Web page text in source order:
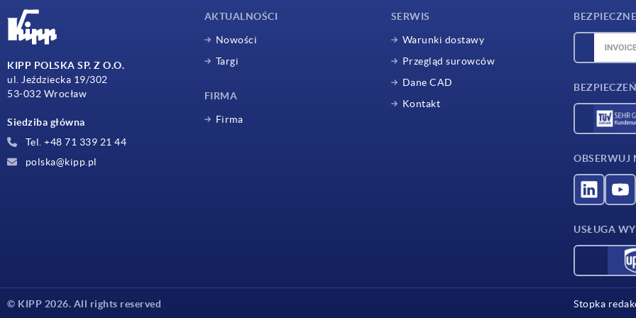
KIPP POLSKA SP. Z O.O.
ul. Jeździecka 19/302
53-032 Wrocław
Siedziba główna
Tel. +48 71 339 21 44
polska@kipp.pl
AKTUALNOŚCI
Nowości
Targi
FIRMA
Firma
SERWIS
Warunki dostawy
Przegląd surowców
Dane CAD
Kontakt
OBSERWUJ
USŁUGA
© KIPP 2026. All rights reserved Stopka